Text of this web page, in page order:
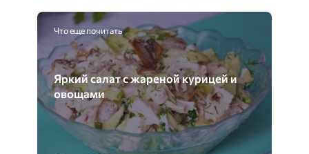
Что еще почитать
Яркий салат с жареной курицей и
овощами